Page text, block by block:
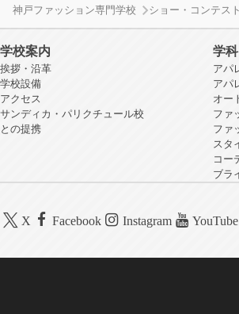
神戸ファッション専門学校 ショー・コンテス
学校案内
挨拶・沿革
学校設備
アクセス
サンディカ・パリクチュール校
との提携
学
アパ
アパ
オー
ファ
ファ
スタ
コー
ブラ
X Facebook Instagram YouTube